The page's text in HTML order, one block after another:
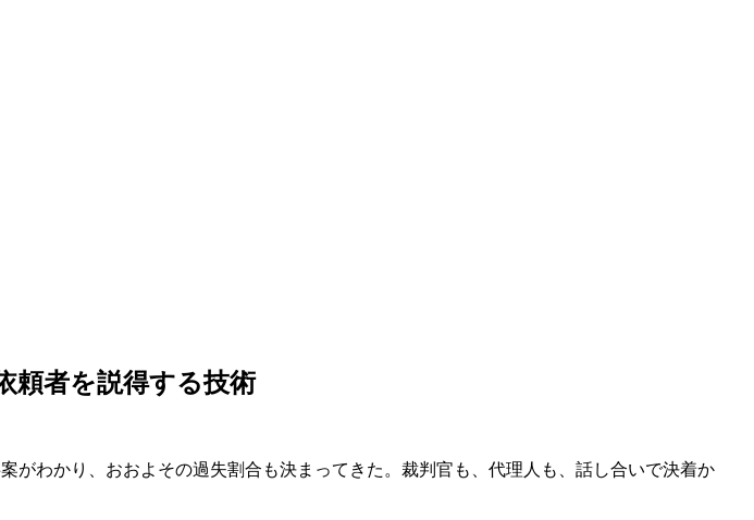
頼者を説得する技術
わかり、おおよその過失割合も決まってきた。裁判官も、代理人も、話し合いで決着か